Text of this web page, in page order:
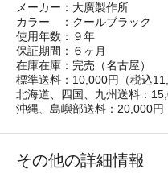
メーカー：大廣製作所
カラー ：クールブラック
使用年数：９年
保証期間：６ヶ月
在庫在庫：完売（名古屋）
標準送料：10,000円（税込
北海道、四国、九州送料：
沖縄、島嶼部送料：20,000円
その他の詳細情報